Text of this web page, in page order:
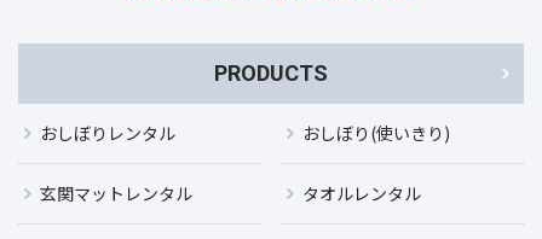
PRODUCTS
おしぼりレンタル おしぼり(使いきり)
玄関マットレンタル タオルレンタル